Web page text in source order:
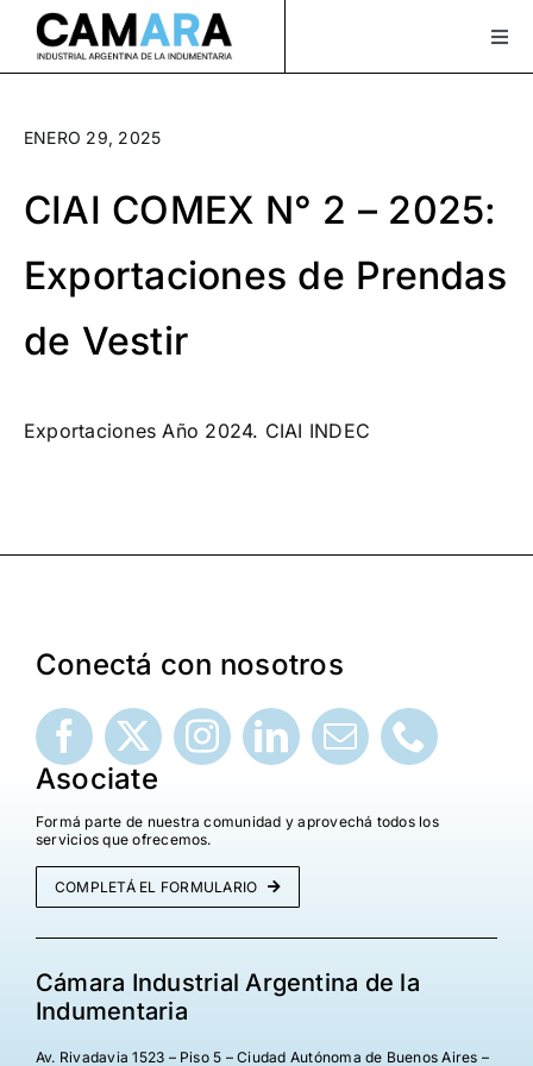
Saltar
contenido
Servicios
Actualidad
Bolsa de Trabajo
XLAVIDA
ENERO 29, 2025
CIAI COMEX N° 2 – 2025:
Exportaciones de Prendas
de Vestir
Exportaciones Año 2024. CIAI INDEC
Conectá con nosotros
Asociate
Formá parte de nuestra comunidad y aprovechá todos los
servicios que ofrecemos.
COMPLETÁ EL FORMULARIO
Cámara Industrial Argentina de la
Indumentaria
Av. Rivadavia 1523 – Piso 5 – Ciudad Autónoma de Buenos Aires –